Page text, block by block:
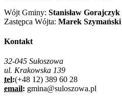
Wójt Gminy: Stanisław Gorajczyk
Zastępca Wójta: Marek Szymański
Kontakt
32-045 Sułoszowa
ul. Krakowska 139
tel:(+48 12) 389 60 28
email: gmina@suloszowa.pl